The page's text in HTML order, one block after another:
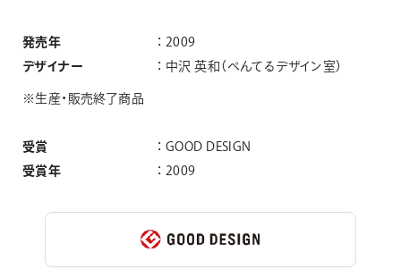
発売年
2009
デザイナー
中沢 英和（ぺんてるデザイン室）
※生産・販売終了商品
受賞
GOOD DESIGN
受賞年
2009